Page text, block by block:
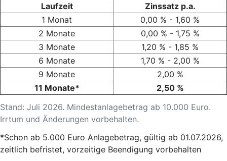
Stand: Juli 2026. Mindestanlagebetrag ab 10.000 Euro.
Irrtum und Änderungen vorbehalten.
Laufzeit
Zinssatz p.a.
1 Monat
0,00 % - 1,60 %
2 Monate
0,00 % - 1,75 %
3 Monate
1,20 % - 1,85 %
6 Monate
1,70 % - 2,00 %
9 Monate
2,00 %
11 Monate*
2,50 %
*Schon ab 5.000 Euro Anlagebetrag, gültig ab 01.07.2026,
zeitlich befristet, vorzeitige Beendigung vorbehalten